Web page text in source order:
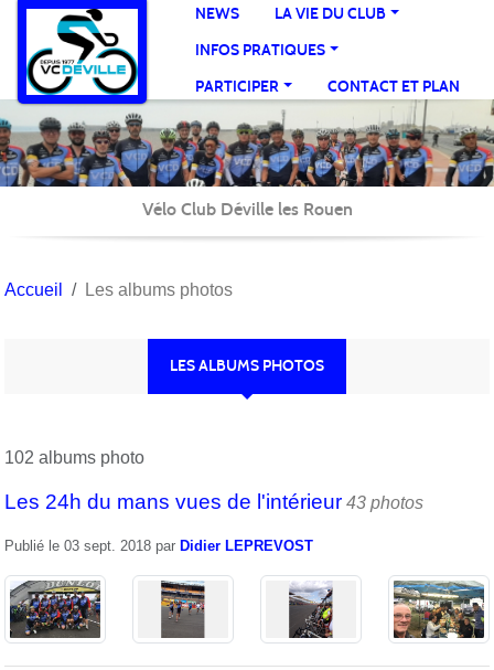
NEWS
LA VIE DU CLUB
INFOS PRATIQUES
PARTICIPER
CONTACT ET PLAN
Vélo Club Déville les Rouen
Accueil Les albums photos
LES ALBUMS PHOTOS
102 albums photo
Les 24h du mans vues de l'intérieur 43 photos
Publié le 03 sept. 2018 par Didier LEPREVOST
Panneau de gestion des cookies